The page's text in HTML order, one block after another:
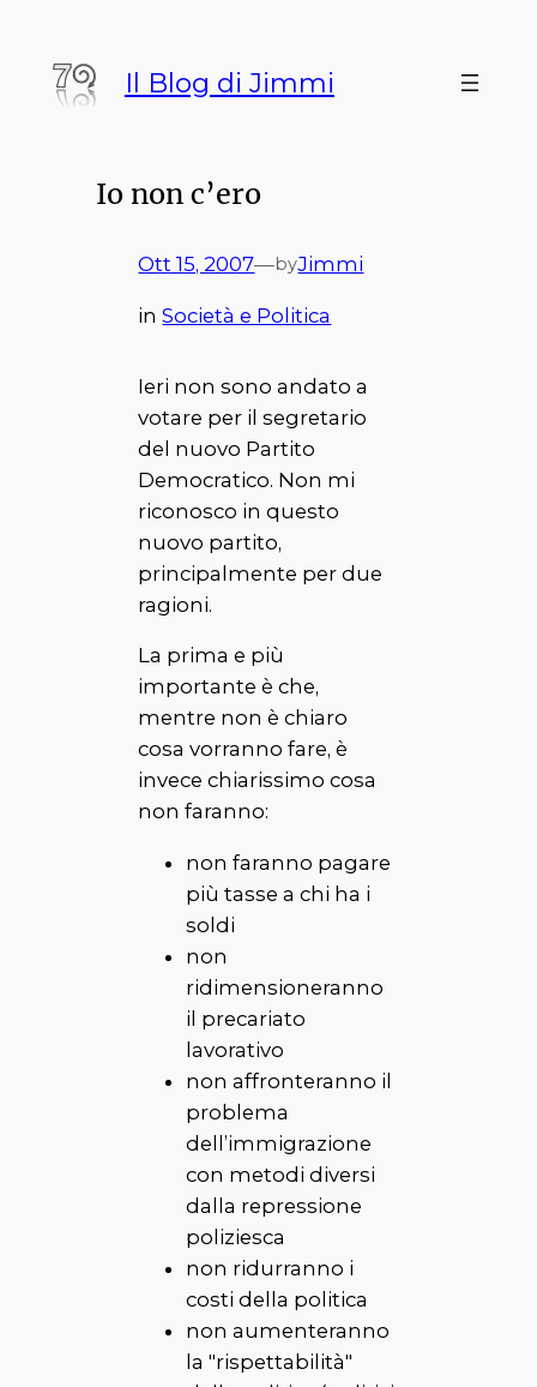
contenuto
Il Blog di Jimmi
Io non c’ero
Ott 15, 2007—byJimmi
inSocietà e Politica
Ieri non sono andato a
votare per il segretario
del nuovo Partito
Democratico. Non mi
riconosco in questo
nuovo partito,
principalmente per due
ragioni.
La prima e più
importante è che,
mentre non è chiaro
cosa vorranno fare, è
invece chiarissimo cosa
non faranno:
non faranno pagare
più tasse a chi ha i
soldi
non
ridimensioneranno
il precariato
lavorativo
non affronteranno il
problema
dell’immigrazione
con metodi diversi
dalla repressione
poliziesca
non ridurranno i
costi della politica
non aumenteranno
la "rispettabilità"